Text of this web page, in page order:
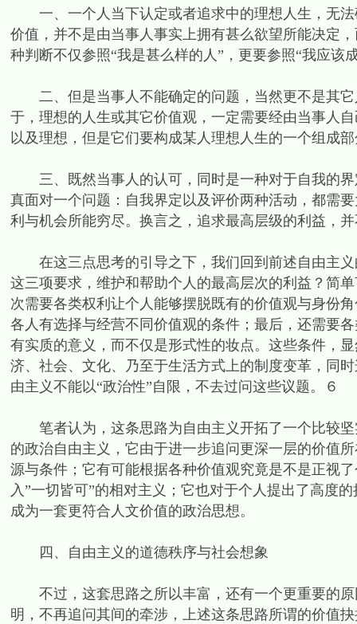
一、一个人当下认定或者追求中的理想人生，无法
价值，并不是由当事人事实上拥有甚么欲望所能决定
种判断不仅参照“我是甚么样的人”，更要参照“我应
二、但是当事人不能确定的问题，当然更不是其它
于，理想的人生或其它价值观，一定需要经由当事人
以及理想，但是它们要构成某人理想人生的一个组成
三、既然当事人的认可，同时是一种对于自我的界
真面对一个问题：自我界定以及评价两种活动，都需
利与机会所能穷尽。换言之，追求最高层级的利益，
在这三点思考的引导之下，我们回到前述自由主义
这三项要求，维护和帮助个人的最高层次的利益？简
次需要各类权利让个人能够摆脱既有的价值观与身份
各人有选择与经营不同价值观的条件；最后，还需要
有实质的意义，而不仅是形式性的妆点。这些条件，
济、社会、文化、乃至于生活方式上的制度变革，同
由主义不能以“政治性”自限，不去过问这些议题。６
笔者认为，这条思路为自由主义开拓了一个比较坚
的政治自由主义，它由于进一步追问更深一层的价值
源与条件；它有可能根据各种价值观究竟是不是正视
入”一切皆可”的相对主义；它也对于个人提出了高度
成为一套更符合人文价值的政治思想。
四、自由主义的道德秩序与社会想象
不过，这套思路之所以丰富，还有一个更重要的原
明，不再追问其间的牵涉，上述这条思路所谓的价值